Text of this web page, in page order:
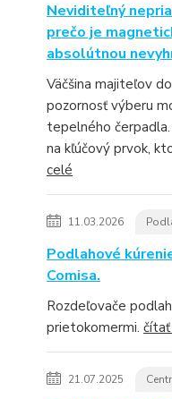
Neviditeľný
prečo je
absolútnou
Väčšina majiteľov
pozornosť výberu
tepelného
na kľúčový prvok,
celé
11.03.2026
Podlahové
Comisa.
Rozdeľovače
prietokomermi.
21.07.2025